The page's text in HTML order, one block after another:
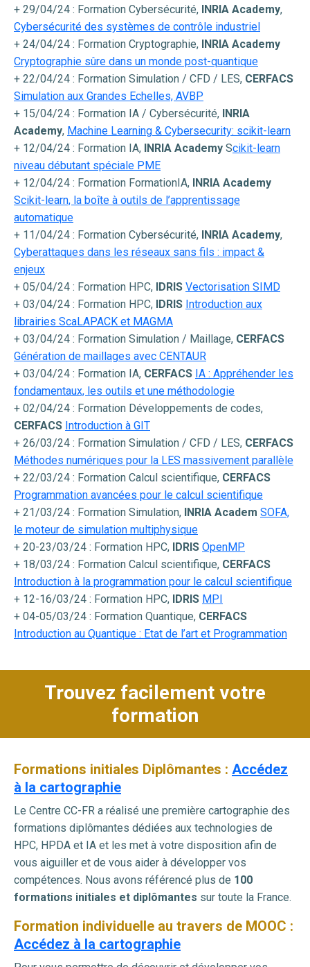
+ 29/04/24 : Formation Cybersécurité, INRIA Academy,
Cybersécurité des systèmes de contrôle industriel
+ 24/04/24 : Formation Cryptographie, INRIA Academy
Cryptographie sûre dans un monde post-quantique
+ 22/04/24 : Formation Simulation / CFD / LES, CERFACS
Simulation aux Grandes Echelles, AVBP
+ 15/04/24 : Formation IA / Cybersécurité, INRIA
Academy, Machine Learning & Cybersecurity: scikit-learn
+ 12/04/24 : Formation IA, INRIA Academy Scikit-learn
niveau débutant spéciale PME
+ 12/04/24 : Formation FormationIA, INRIA Academy
Scikit-learn, la boîte à outils de l’apprentissage
automatique
+ 11/04/24 : Formation Cybersécurité, INRIA Academy,
Cyberattaques dans les réseaux sans fils : impact &
enjeux
+ 05/04/24 : Formation HPC, IDRIS Vectorisation SIMD
+ 03/04/24 : Formation HPC, IDRIS Introduction aux
librairies ScaLAPACK et MAGMA
+ 03/04/24 : Formation Simulation / Maillage, CERFACS
Génération de maillages avec CENTAUR
+ 03/04/24 : Formation IA, CERFACS IA : Appréhender les
fondamentaux, les outils et une méthodologie
+ 02/04/24 : Formation Développements de codes,
CERFACS Introduction à GIT
+ 26/03/24 : Formation Simulation / CFD / LES, CERFACS
Méthodes numériques pour la LES massivement parallèle
+ 22/03/24 : Formation Calcul scientifique, CERFACS
Programmation avancées pour le calcul scientifique
+ 21/03/24 : Formation Simulation, INRIA Academ SOFA,
le moteur de simulation multiphysique
+ 20-23/03/24 : Formation HPC, IDRIS OpenMP
+ 18/03/24 : Formation Calcul scientifique, CERFACS
Introduction à la programmation pour le calcul scientifique
+ 12-16/03/24 : Formation HPC, IDRIS MPI
+ 04-05/03/24 : Formation Quantique, CERFACS
Introduction au Quantique : Etat de l’art et Programmation
Trouvez facilement votre
formation
Formations initiales Diplômantes : Accédez
à la cartographie
Le Centre CC-FR a réalisé une première cartographie des
formations diplômantes dédiées aux technologies de
HPC, HPDA et IA et les met à votre disposition afin de
vous aiguiller et de vous aider à développer vos
compétences. Nous avons référencé plus de 100
formations initiales et diplômantes sur toute la France.
Formation individuelle au travers de MOOC :
Accédez à la cartographie